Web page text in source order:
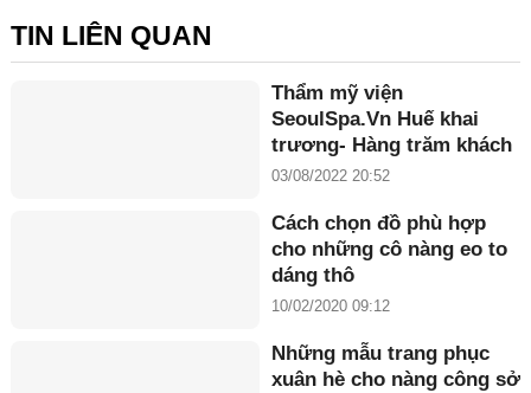
TIN LIÊN QUAN
Thẩm mỹ viện
SeoulSpa.Vn Huế khai
trương- Hàng trăm khách
hàng có mặt từ rất sớm
03/08/2022 20:52
Cách chọn đồ phù hợp
cho những cô nàng eo to
dáng thô
10/02/2020 09:12
Những mẫu trang phục
xuân hè cho nàng công sở